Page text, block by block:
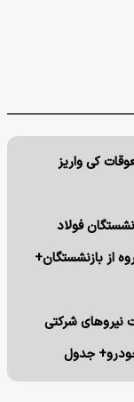
معوقات کی واریز
فولاد
از بازنشستگان+
نیروهای شرکتی
جدول